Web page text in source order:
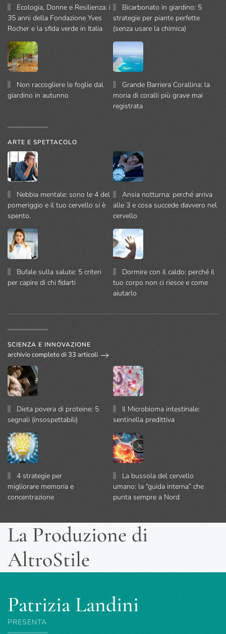
Ecologia, Donne e Resilienza: i
35 anni della Fondazione Yves
Rocher e la sfida verde in Italia
Bicarbonato in giardino: 5
strategie per piante perfette
(senza usare la chimica)
Non raccogliere le foglie dal
giardino in autunno
Grande Barriera Corallina: la
moria di coralli più grave mai
registrata
ARTE E SPETTACOLO
Nebbia mentale: sono le 4 del
pomeriggio e il tuo cervello si è
spento.
Ansia notturna: perché arriva
alle 3 e cosa succede davvero nel
cervello
Bufale sulla salute: 5 criteri
per capire di chi fidarti
Dormire con il caldo: perché il
tuo corpo non ci riesce e come
aiutarlo
SCIENZA E INNOVAZIONE
archivio completo di 33 articoli
Dieta povera di proteine: 5
segnali (insospettabili)
Il Microbioma intestinale:
sentinella predittiva
4 strategie per
migliorare memoria e
concentrazione
La bussola del cervello
umano: la “guida interna” che
punta sempre a Nord
La Produzione di
AltroStile
Patrizia Landini
PRESENTA